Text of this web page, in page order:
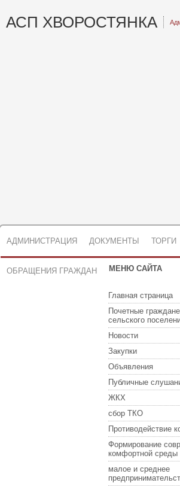
АСП ХВОРОСТЯНКА
АДМИНИСТРАЦИЯ ДОКУМЕНТЫ ТОРГИ
ОБРАЩЕНИЯ ГРАЖДАН МЕНЮ САЙТА
Главная страница
Почетные граждане
сельского
Новости
Закупки
Объявления
Публичные
ЖКХ
сбор ТКО
Противодействие
Формирование
комфортной среды
малое и среднее